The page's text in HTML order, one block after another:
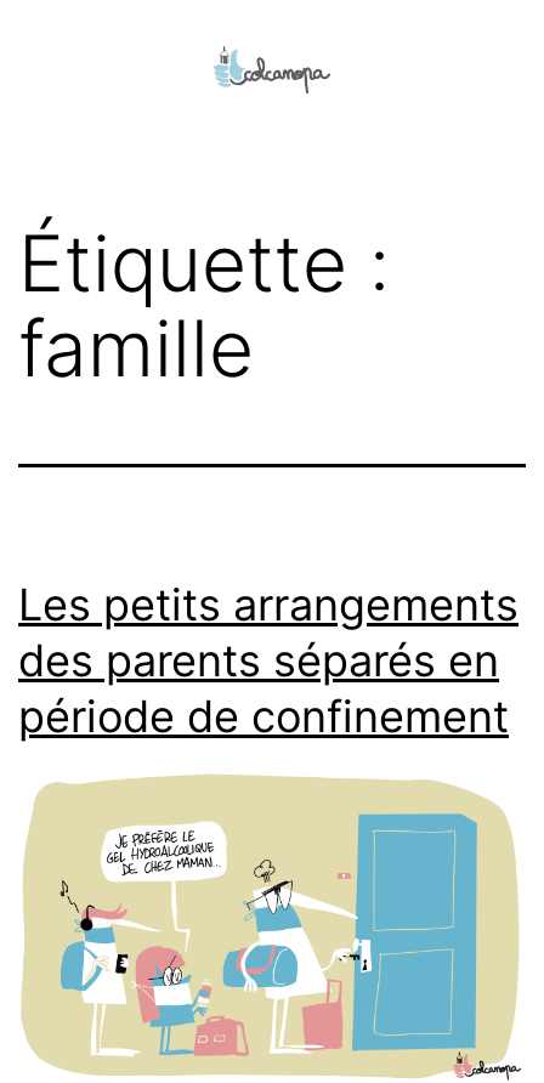
Étiquette :
famille
Les petits arrangements
des parents séparés en
période de confinement